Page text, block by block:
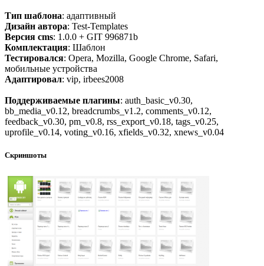
Тип шаблона: адаптивный
Дизайн автора: Test-Templates
Версия cms: 1.0.0 + GIT 996871b
Комплектация: Шаблон
Тестировался: Opera, Mozilla, Google Chrome, Safari,
мобильные устройства
Адаптировал: vip, irbees2008
Поддерживаемые плагины: auth_basic_v0.30,
bb_media_v0.12, breadcrumbs_v1.2, comments_v0.12,
feedback_v0.30, pm_v0.8, rss_export_v0.18, tags_v0.25,
uprofile_v0.14, voting_v0.16, xfields_v0.32, xnews_v0.04
Скриншоты